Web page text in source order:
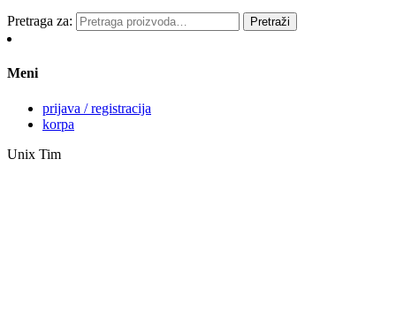
Pretraga za: Pretraži
Meni
prijava / registracija
korpa
Unix Tim